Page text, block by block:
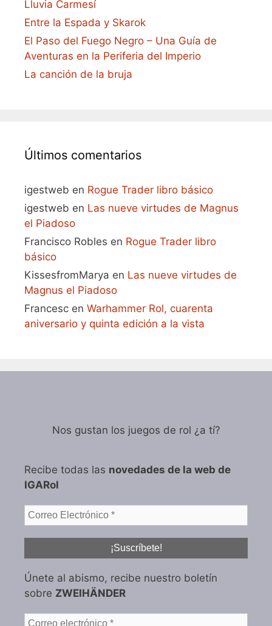
Lluvia Carmesí
Entre la Espada y Skarok
El Paso del Fuego Negro – Una Guía de
Aventuras en la Periferia del Imperio
La canción de la bruja
Últimos comentarios
igestweb en Rogue Trader libro básico
igestweb en Las nueve virtudes de Magnus
el Piadoso
Francisco Robles en Rogue Trader libro
básico
KissesfromMarya en Las nueve virtudes de
Magnus el Piadoso
Francesc en Warhammer Rol, cuarenta
aniversario y quinta edición a la vista
Nos gustan los juegos de rol ¿a tí?
Recibe todas las novedades de la web de
IGARol
Únete al abismo, recibe nuestro boletín
sobre ZWEIHÄNDER